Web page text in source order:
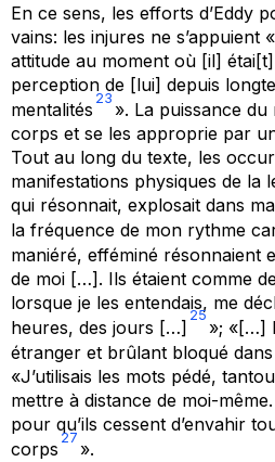
En ce sens, les efforts d’Eddy
vains: les injures ne s’appuient
attitude au moment où [il]
perception de [lui] depuis
mentalités
23
». La puissance
corps et se les approprie par
Tout au long du texte, les
manifestations physiques de la
qui résonnait, explosait dans
la fréquence de mon rythme
maniéré, efféminé résonnaient
de moi […]. Ils étaient comme
lorsque je les entendais, me
heures, des jours […]
25
»; «[…]
étranger et brûlant bloqué
«J’utilisais les mots pédé,
mettre à distance de moi-
pour qu’ils cessent d’envahir
corps
27
».